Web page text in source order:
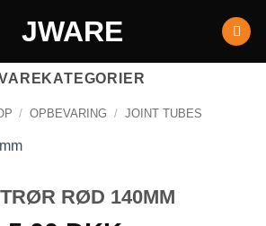
/ OPBEVARING / JOINT TUBES
RØD 140MM